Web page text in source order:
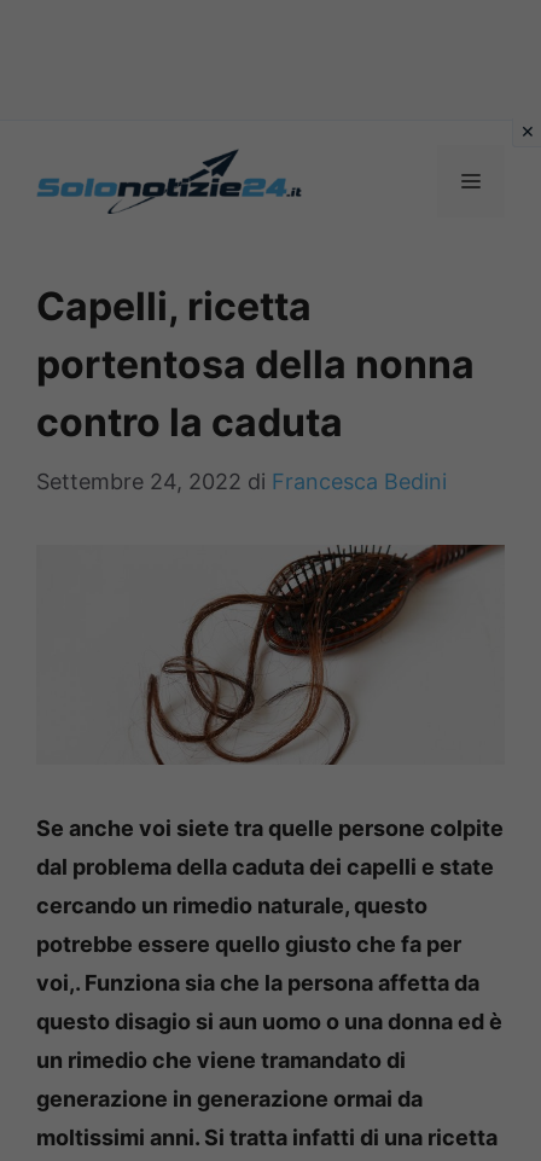
MENU
Capelli, ricetta
portentosa della nonna
contro la caduta
Settembre 24, 2022 di Francesca Bedini
Se anche voi siete tra quelle persone colpite
dal problema della caduta dei capelli e state
cercando un rimedio naturale, questo
potrebbe essere quello giusto che fa per
voi,. Funziona sia che la persona affetta da
questo disagio si aun uomo o una donna ed è
un rimedio che viene tramandato di
generazione in generazione ormai da
moltissimi anni. Si tratta infatti di una ricetta